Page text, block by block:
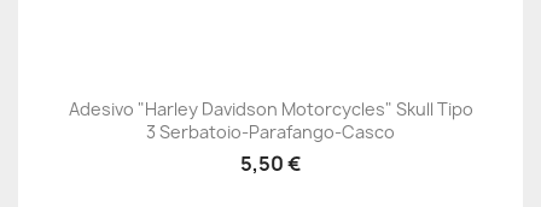
Adesivo "Harley Davidson Motorcycles" Skull Tipo
3 Serbatoio-Parafango-Casco
5,50 €